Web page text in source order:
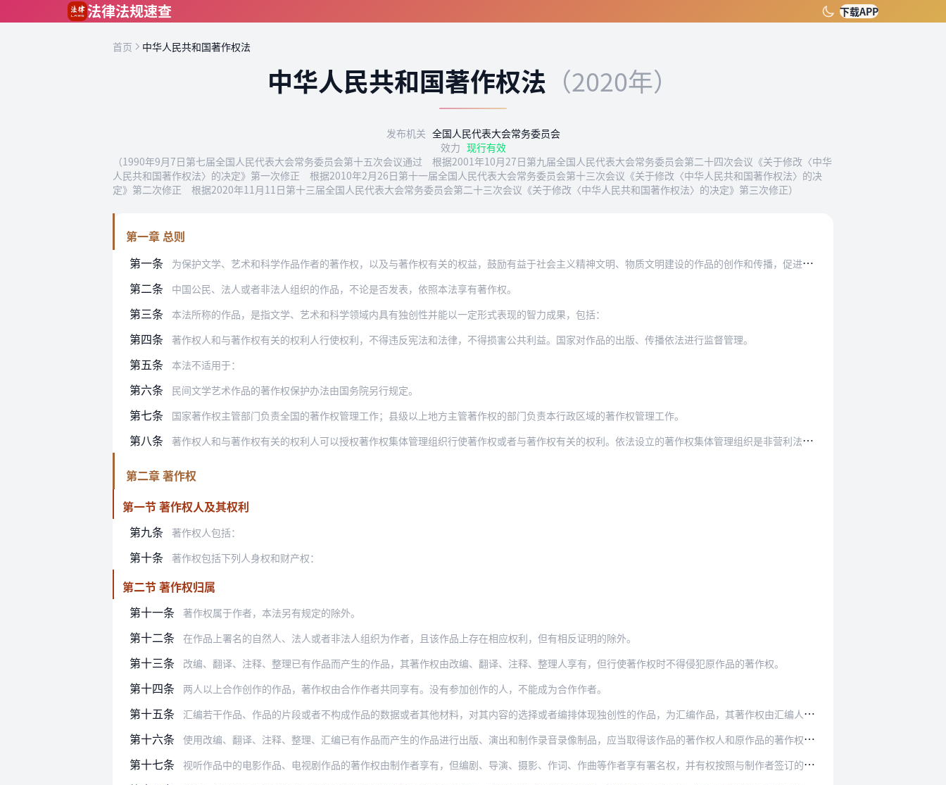
法律法规速查 下载APP
首页 中华人民共和国著作权法
中华人民共和国著作权法 （2020年）
发布机关 全国人民代表大会常务委员会
效力 现行有效
（1990年9月7日第七届全国人民代表大会常务委员会第十五次会议通过 根据2001年10月27日第九届全国人民代表大会常务委员会第二十四次会议《关于修改〈中华
人民共和国著作权法〉的决定》第一次修正 根据2010年2月26日第十一届全国人民代表大会常务委员会第十三次会议《关于修改〈中华人民共和国著作权法〉的决
定》第二次修正 根据2020年11月11日第十三届全国人民代表大会常务委员会第二十三次会议《关于修改〈中华人民共和国著作权法〉的决定》第三次修正）
第一章 总则
第一条
为保护文学、艺术和科学作品作者的著作权，以及与著作权有关的权益，鼓励有益于社会主义精神文明、物质文明建设的作品的创作和传播，促进社会主义文化和科学事业的发展与繁…
第二条 中国公民、法人或者非法人组织的作品，不论是否发表，依照本法享有著作权。
第三条 本法所称的作品，是指文学、艺术和科学领域内具有独创性并能以一定形式表现的智力成果，包括：
第四条 著作权人和与著作权有关的权利人行使权利，不得违反宪法和法律，不得损害公共利益。国家对作品的出版、传播依法进行监督管理。
第五条 本法不适用于：
第六条 民间文学艺术作品的著作权保护办法由国务院另行规定。
第七条 国家著作权主管部门负责全国的著作权管理工作；县级以上地方主管著作权的部门负责本行政区域的著作权管理工作。
第八条 著作权人和与著作权有关的权利人可以授权著作权集体管理组织行使著作权或者与著作权有关的权利。依法设立的著作权集体管理组织是非营利法人，被授权后可以以自己的名义为著…
第二章 著作权
第一节 著作权人及其权利
第九条
著作权人包括：
第十条 著作权包括下列人身权和财产权：
第二节 著作权归属
第十一条
著作权属于作者，本法另有规定的除外。
第十二条 在作品上署名的自然人、法人或者非法人组织为作者，且该作品上存在相应权利，但有相反证明的除外。
第十三条 改编、翻译、注释、整理已有作品而产生的作品，其著作权由改编、翻译、注释、整理人享有，但行使著作权时不得侵犯原作品的著作权。
第十四条 两人以上合作创作的作品，著作权由合作作者共同享有。没有参加创作的人，不能成为合作作者。
第十五条 汇编若干作品、作品的片段或者不构成作品的数据或者其他材料，对其内容的选择或者编排体现独创性的作品，为汇编作品，其著作权由汇编人享有，但行使著作权时，不得侵犯原作…
第十六条 使用改编、翻译、注释、整理、汇编已有作品而产生的作品进行出版、演出和制作录音录像制品，应当取得该作品的著作权人和原作品的著作权人许可，并支付报酬。
第十七条 视听作品中的电影作品、电视剧作品的著作权由制作者享有，但编剧、导演、摄影、作词、作曲等作者享有署名权，并有权按照与制作者签订的合同获得报酬。